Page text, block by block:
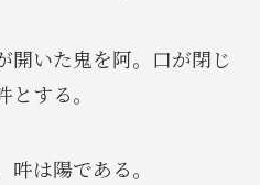
開いた鬼を阿。口が閉じ
とする。
は陽である。